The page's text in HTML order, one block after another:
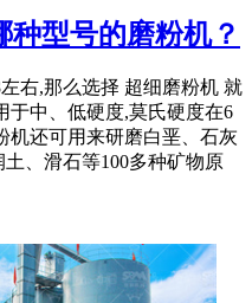
型号的磨粉机？
右,那么选择 超细磨粉机 就
于中、低硬度,莫氏硬度在6
机还可用来研磨白垩、石灰
、滑石等100多种矿物原